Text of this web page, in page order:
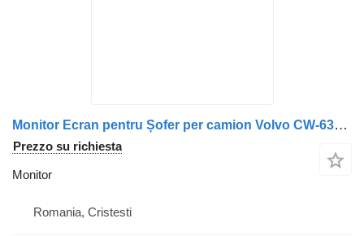
Monitor Ecran pentru Șofer per camion Volvo CW-635 cu Măsurător de 22 cm
Prezzo su richiesta
Monitor
Romania, Cristesti